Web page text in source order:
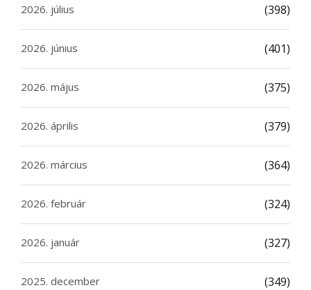
2026. július (398)
2026. június (401)
2026. május (375)
2026. április (379)
2026. március (364)
2026. február (324)
2026. január (327)
2025. december (349)